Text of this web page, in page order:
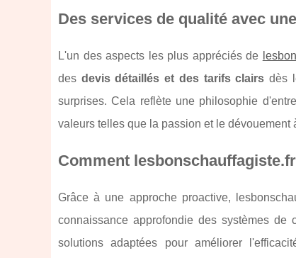
Des services de qualité avec
L'un des aspects les plus appréciés de
des devis détaillés et des tarifs clairs dès
surprises. Cela reflète une philosophie
valeurs telles que la passion et le dévouement
Comment
Grâce à une approche proactive,
connaissance approfondie des systèmes de
solutions adaptées pour améliorer